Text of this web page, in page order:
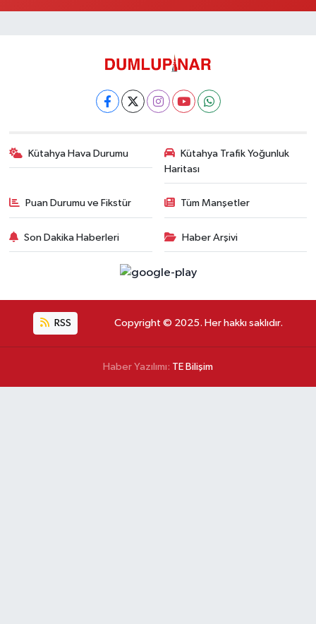
Kütahya Hava Durumu
Kütahya Trafik Yoğunluk
Haritası
Puan Durumu ve Fikstür Tüm Manşetler
Son Dakika Haberleri Haber Arşivi
RSS Copyright © 2025. Her hakkı saklıdır.
Haber Yazılımı: TE Bilişim